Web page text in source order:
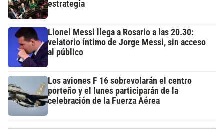
estrategia
Lionel Messi llega a Rosario a las 20.30:
velatorio íntimo de Jorge Messi, sin acceso
al público
Los aviones F 16 sobrevolarán el centro
porteño y el lunes participarán de la
celebración de la Fuerza Aérea